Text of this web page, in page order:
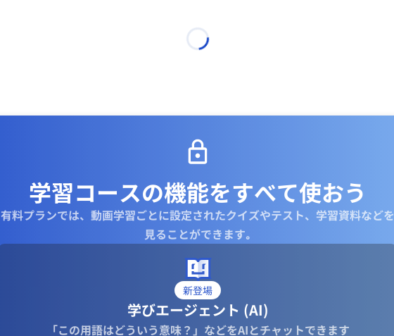
学習コースの機能をすべて使おう
有料プランでは、動画学習ごとに設定されたクイズやテスト、学習資料などを
見ることができます｡
新登場
学びエージェント (AI)
「この用語はどういう意味？」などをAIとチャットできます